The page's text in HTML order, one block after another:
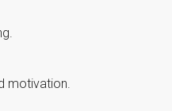
motivation.